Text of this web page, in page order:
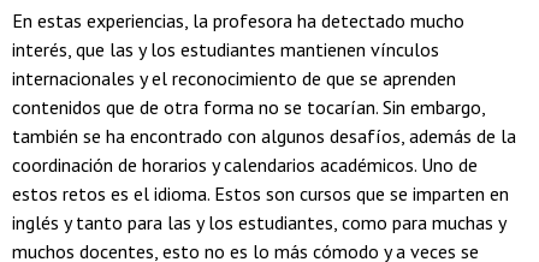
En estas experiencias, la profesora ha detectado mucho
interés, que las y los estudiantes mantienen vínculos
internacionales y el reconocimiento de que se aprenden
contenidos que de otra forma no se tocarían. Sin embargo,
también se ha encontrado con algunos desafíos, además de la
coordinación de horarios y calendarios académicos. Uno de
estos retos es el idioma. Estos son cursos que se imparten en
inglés y tanto para las y los estudiantes, como para muchas y
muchos docentes, esto no es lo más cómodo y a veces se